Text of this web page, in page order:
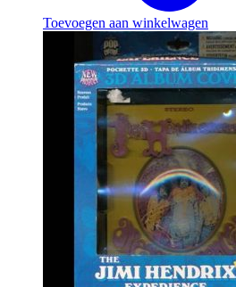
Toevoegen aan winkelwagen